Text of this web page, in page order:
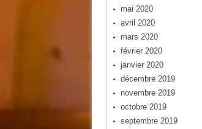
mai 2020
avril 2020
mars 2020
février 2020
janvier 2020
décembre 2019
novembre 2019
octobre 2019
septembre 2019